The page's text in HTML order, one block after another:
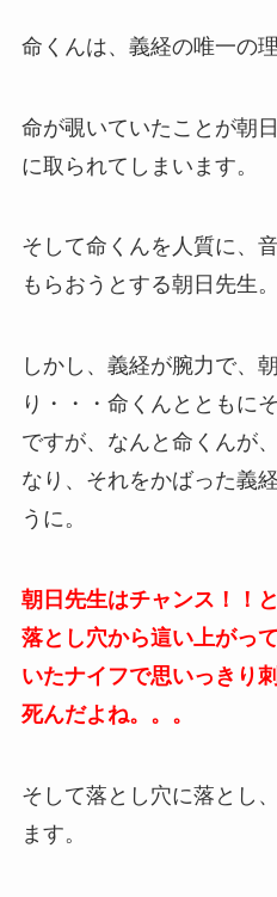
命くんは、義経の唯一の
命が覗いていたことが朝
に取られてしまいます。
そして命くんを人質に、
もらおうとする朝日先生。
しかし、義経が腕力で、
り・・・命くんとともに
ですが、なんと命くんが
なり、それをかばった義
うに。
朝日先生はチャンス！！
落とし穴から這い上がっ
いたナイフで思いっきり
死んだよね。。。
そして落とし穴に落とし
ます。